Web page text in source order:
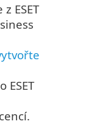
ESET
ESET